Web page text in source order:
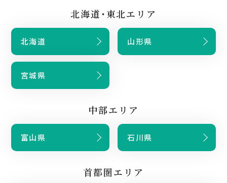
北海道・東北エリア
北海道 山形県
宮城県
中部エリア
富山県 石川県
首都圏エリア